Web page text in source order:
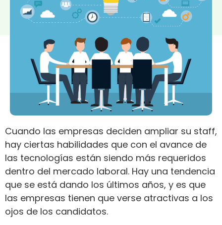
Cuando las empresas deciden ampliar su staff,
hay ciertas habilidades que con el avance de
las tecnologías están siendo más requeridos
dentro del mercado laboral. Hay una tendencia
que se está dando los últimos años, y es que
las empresas tienen que verse atractivas a los
ojos de los candidatos.